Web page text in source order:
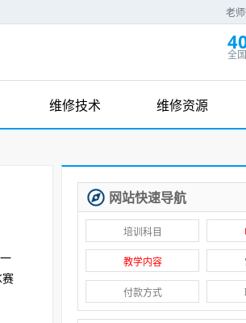
老
全
维修技术 维修资源
网站快速导航
培训科目
教学内容
付款方式